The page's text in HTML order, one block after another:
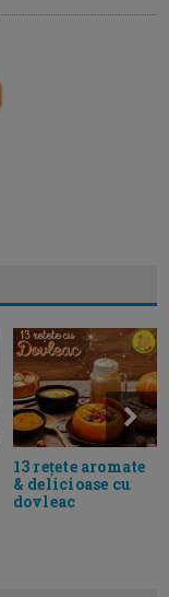
13 rețete aromate
& delicioase cu
dovleac